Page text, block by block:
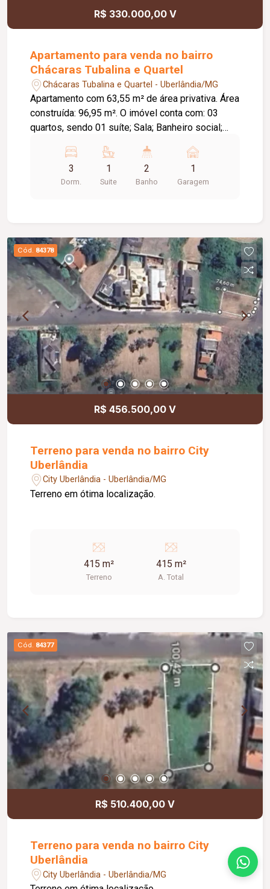
R$ 330.000,00 V
Apartamento para venda no bairro
Chácaras Tubalina e Quartel
Chácaras Tubalina e Quartel - Uberlândia/MG
Apartamento com 63,55 m² de área privativa. Área
construída: 96,95 m². O imóvel conta com: 03
quartos, sendo 01 suíte; Sala; Banheiro social;
Diferenciais: Armários embutidos; Painel de TV;
Rack; Box em blindex; Cortinas na sala e na suíte;
Iluminação em LED; Piso em cerâmica; Bancadas
3
Dorm.
1
Suite
2
Banho
1
Garagem
Cód. 84378
R$ 456.500,00 V
Terreno para venda no bairro City
Uberlândia
City Uberlândia - Uberlândia/MG
Terreno em ótima localização.
415 m²
Terreno
415 m²
A. Total
Cód. 84377
R$ 510.400,00 V
Terreno para venda no bairro City
Uberlândia
City Uberlândia - Uberlândia/MG